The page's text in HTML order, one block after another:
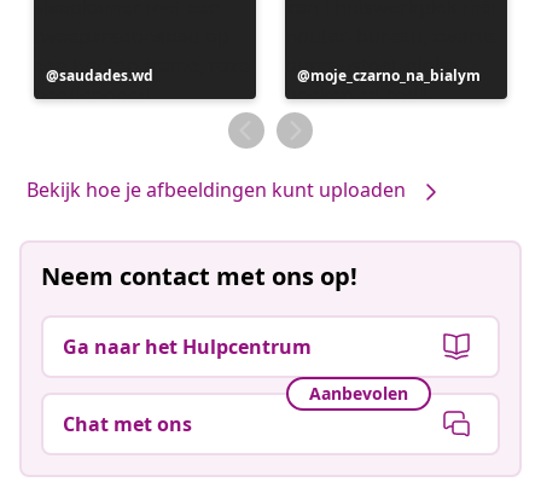
Bericht
gepubliceerd
saudades.wd
Bericht
gepubliceerd
door
moje_czarno_na_bialym
Bekijk hoe je afbeeldingen kunt uploaden
Neem contact met ons op!
Ga naar het Hulpcentrum
Aanbevolen
Chat met ons